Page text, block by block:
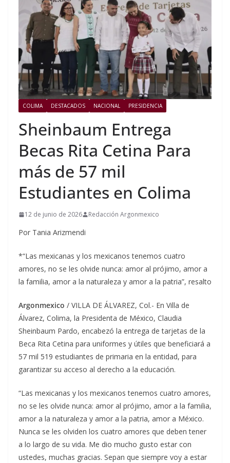
COLIMA DESTACADOS NACIONAL PRESIDENCIA
Sheinbaum Entrega
Becas Rita Cetina Para
más de 57 mil
Estudiantes en Colima
12 de junio de 2026 Redacción Argonmexico
Por Tania Arizmendi
*“Las mexicanas y los mexicanos tenemos cuatro
amores, no se les olvide nunca: amor al prójimo, amor a
la familia, amor a la naturaleza y amor a la patria”, resalto
Argonmexico / VILLA DE ÁLVAREZ, Col.- En Villa de
Álvarez, Colima, la Presidenta de México, Claudia
Sheinbaum Pardo, encabezó la entrega de tarjetas de la
Beca Rita Cetina para uniformes y útiles que beneficiará a
57 mil 519 estudiantes de primaria en la entidad, para
garantizar su acceso al derecho a la educación.
“Las mexicanas y los mexicanos tenemos cuatro amores,
no se les olvide nunca: amor al prójimo, amor a la familia,
amor a la naturaleza y amor a la patria, amor a México.
Nunca se les olviden los cuatro amores que deben tener
a lo largo de su vida. Me dio mucho gusto estar con
ustedes, muchas gracias. Sepan que siempre voy a estar